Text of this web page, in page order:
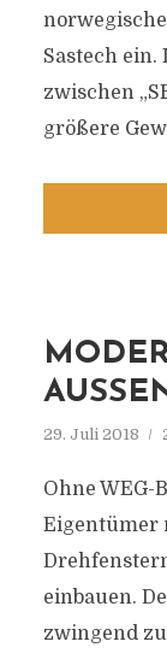
Sastech
zwischen
größere
29. Juli 2018
Ohne WEG-
Eigentümer
einbauen.
zwingend